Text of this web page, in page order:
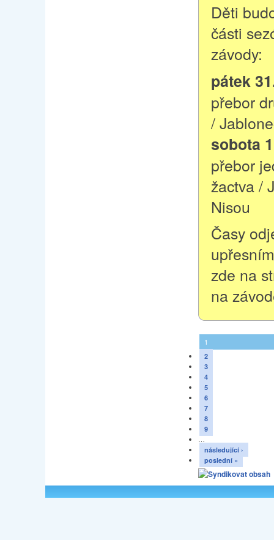
Děti
části
závody:
pátek
přebor
/
sobota
přebor
žactva /
Nisou
Časy
zde na
na
1
2
3
4
5
6
7
8
9
…
následující ›
poslední »